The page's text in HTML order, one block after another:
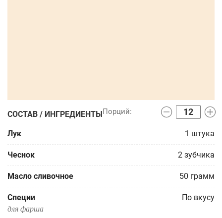
СОСТАВ / ИНГРЕДИЕНТЫ
Лук 1 штука
Чеснок 2 зубчика
Масло сливочное 50 грамм
Специи По вкусу
для фарша